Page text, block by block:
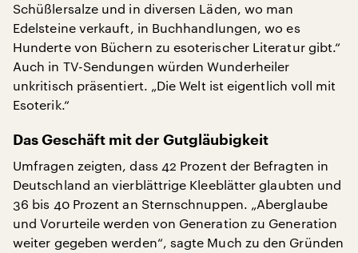
Schüßlersalze und in diversen Läden, wo man
Edelsteine verkauft, in Buchhandlungen, wo es
Hunderte von Büchern zu esoterischer Literatur gibt.“
Auch in TV-Sendungen würden Wunderheiler
unkritisch präsentiert. „Die Welt ist eigentlich voll mit
Esoterik.“
Das Geschäft mit der Gutgläubigkeit
Umfragen zeigten, dass 42 Prozent der Befragten in
Deutschland an vierblättrige Kleeblätter glaubten und
36 bis 40 Prozent an Sternschnuppen. „Aberglaube
und Vorurteile werden von Generation zu Generation
weiter gegeben werden“, sagte Much zu den Gründen